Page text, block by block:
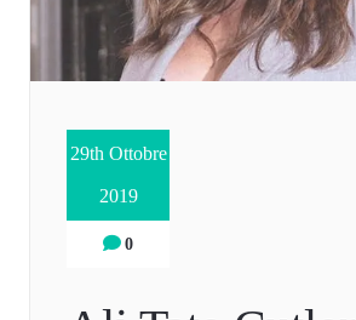
29th Ottobre
2019
0